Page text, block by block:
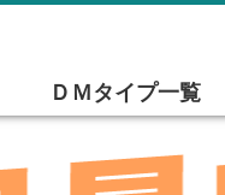
ＤＭタイプ一覧